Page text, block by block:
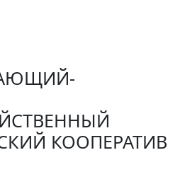
КООПЕРАТИВ